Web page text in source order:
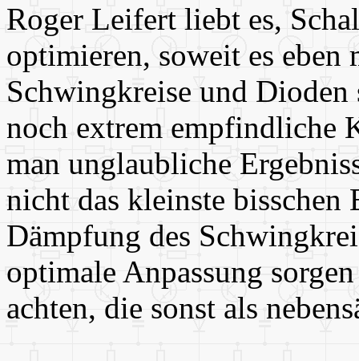
Roger Leifert liebt es,
optimieren, soweit es
Schwingkreise und
noch extrem empfindliche
man unglaubliche
nicht das kleinste bisschen
Dämpfung des
optimale Anpassung
achten, die sonst als